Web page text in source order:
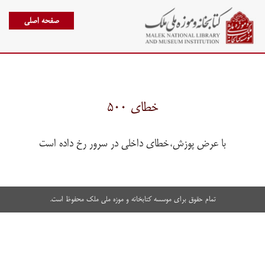
صفحه اصلی
خطای ۵۰۰
با عرض پوزش،خطای داخلی در سرور رخ داده است
تمام حقوق برای موسسه کتابخانه و موزه ملی ملک محفوظ است.